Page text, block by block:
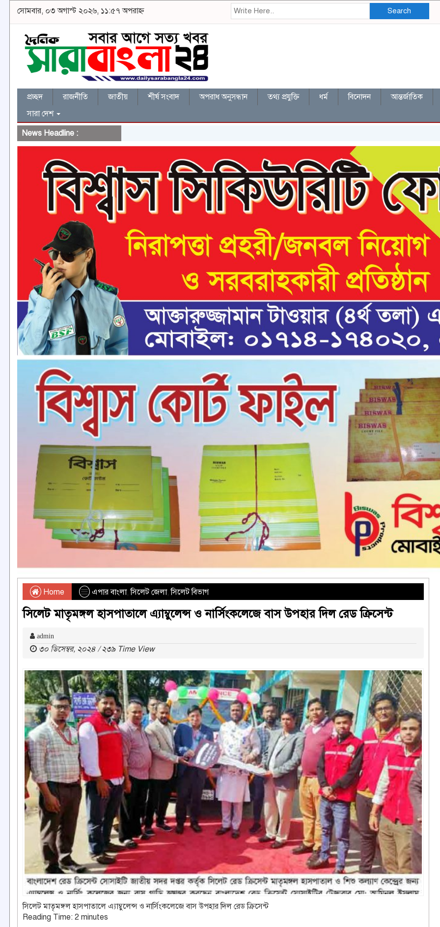
সোমবার, ০৩ অগাস্ট ২০২৬, ১১:৫৭ অপরাহ্ন Search
প্রচ্ছদ রাজনীতি জাতীয় শীর্ষ সংবাদ অপরাধ অনুসন্ধান তথ্য প্রযুক্তি ধর্ম বিনোদন আন্তর্জাতিক
সারা দেশ
News Headline :
Home এপার বাংলা,সিলেট জেলা,সিলেট বিভাগ
সিলেট মাতৃমঙ্গল হাসপাতালে এ্যাম্বুলেন্স ও নার্সিংকলেজে বাস উপহার দিল রেড ক্রিসেন্ট
admin
৩০ ডিসেম্বর, ২০২৪ / ২৩৯ Time View
সিলেট মাতৃমঙ্গল হাসপাতালে এ্যাম্বুলেন্স ও নার্সিংকলেজে বাস উপহার দিল রেড ক্রিসেন্ট
Reading Time: 2 minutes